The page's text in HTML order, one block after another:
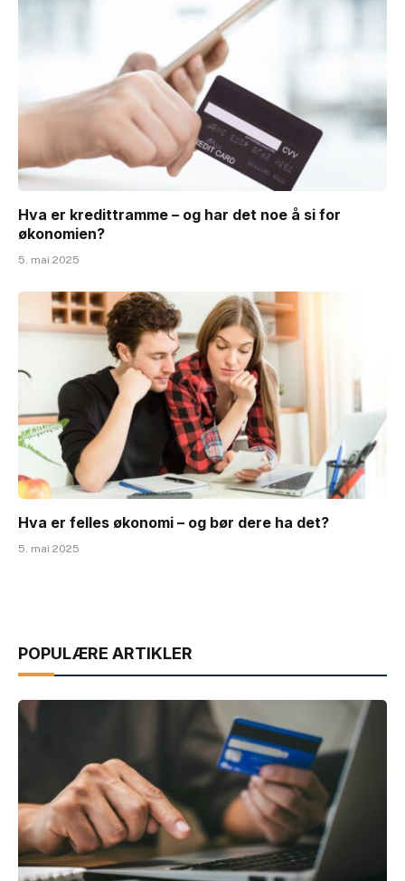
Hva er kredittramme – og har det noe å si for
økonomien?
5. mai 2025
Hva er felles økonomi – og bør dere ha det?
5. mai 2025
POPULÆRE ARTIKLER